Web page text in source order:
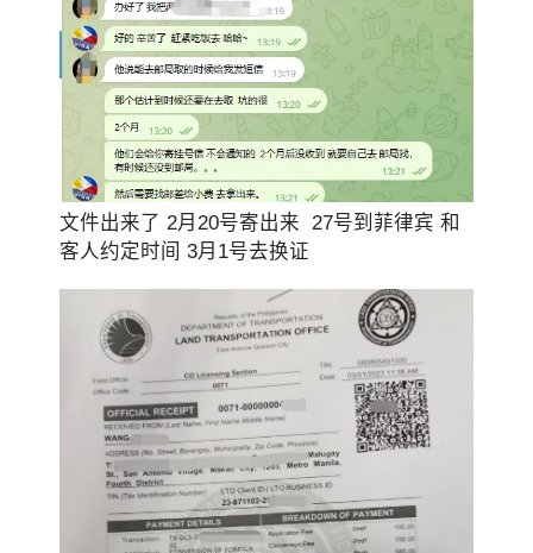
文件出来了 2月20号寄出来 27号到菲律宾 和
客人约定时间 3月1号去换证